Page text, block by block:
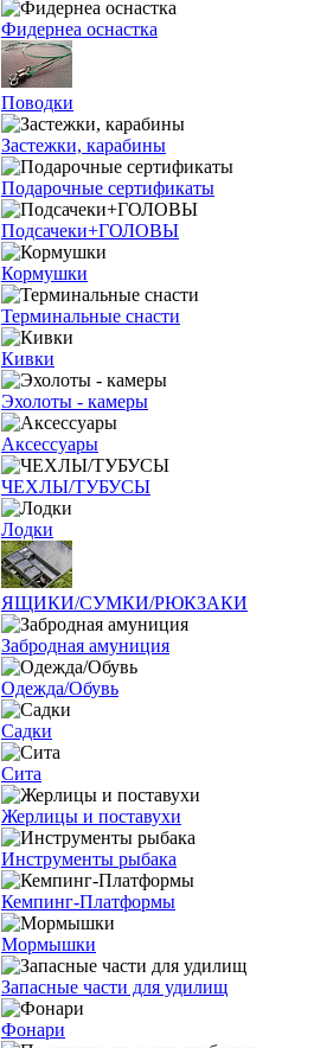
Фидернеа оснастка
Поводки
Застежки, карабины
Подарочные сертификаты
Подсачеки+ГОЛОВЫ
Кормушки
Терминальные снасти
Кивки
Эхолоты - камеры
Аксессуары
ЧЕХЛЫ/ТУБУСЫ
Лодки
ЯЩИКИ/СУМКИ/РЮКЗАКИ
Забродная амуниция
Одежда/Обувь
Садки
Сита
Жерлицы и поставухи
Инструменты рыбака
Кемпинг-Платформы
Мормышки
Запасные части для удилищ
Фонари